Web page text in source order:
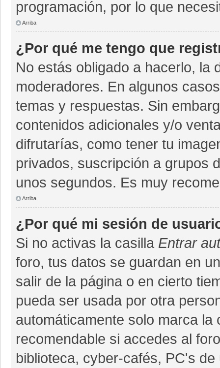
programación, por lo que
Arriba
¿Por qué me tengo que
No estás obligado a hacerlo, la
moderadores. En algunos
temas y respuestas. Sin
contenidos adicionales y/o
difrutarías, como tener tu
privados, suscripción a grupos
unos segundos. Es muy
Arriba
¿Por qué mi sesión de
Si no activas la casilla Entrar
foro, tus datos se guardan en
salir de la página o en cierto
pueda ser usada por otra
automáticamente solo marca la
recomendable si accedes al
biblioteca, cyber-cafés, PC's